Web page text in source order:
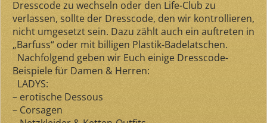
Dresscode zu wechseln oder den Life-Club zu
verlassen, sollte der Dresscode, den wir kontrollieren,
nicht umgesetzt sein. Dazu zählt auch ein auftreten in
„Barfuss“ oder mit billigen Plastik-Badelatschen.
Nachfolgend geben wir Euch einige Dresscode-
Beispiele für Damen & Herren:
LADYS:
– erotische Dessous
– Corsagen